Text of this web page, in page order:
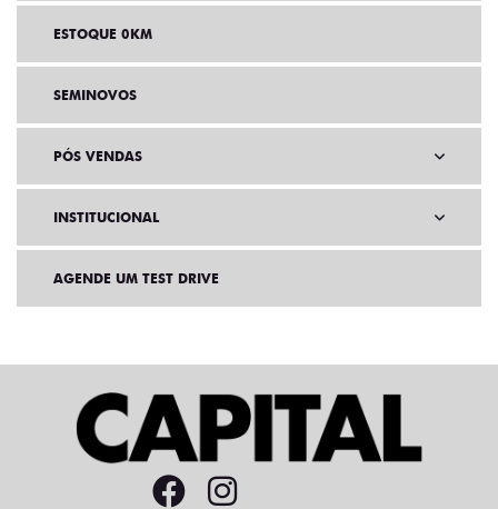
ESTOQUE 0KM
SEMINOVOS
PÓS VENDAS
INSTITUCIONAL
AGENDE UM TEST DRIVE